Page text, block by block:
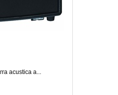
acustica a...